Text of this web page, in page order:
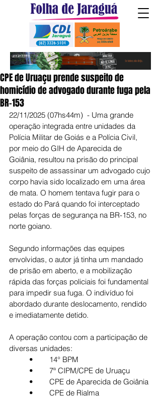
CPE de Uruaçu prende suspeito de
homicídio de advogado durante fuga pela
BR-153
22/11/2025 (07hs44m)  - Uma grande
operação integrada entre unidades da
Polícia Militar de Goiás e a Polícia Civil,
por meio do GIH de Aparecida de
Goiânia, resultou na prisão do principal
suspeito de assassinar um advogado cujo
corpo havia sido localizado em uma área
de mata. O homem tentava fugir para o
estado do Pará quando foi interceptado
pelas forças de segurança na BR-153, no
norte goiano.
Segundo informações das equipes
envolvidas, o autor já tinha um mandado
de prisão em aberto, e a mobilização
rápida das forças policiais foi fundamental
para impedir sua fuga. O indivíduo foi
abordado durante deslocamento, rendido
e imediatamente detido.
A operação contou com a participação de
diversas unidades:
	•	14° BPM
	•	7ª CIPM/CPE de Uruaçu
	•	CPE de Aparecida de Goiânia
	•	CPE de Rialma